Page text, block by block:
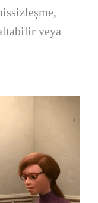
veya